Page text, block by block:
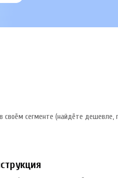
своём сегменте (найдёте